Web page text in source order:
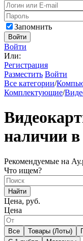
Запомнить
Войти
Войти
Или:
Регистрация
Разместить Войти
Все категории/
Комплектующие/
наличии
Рекомендуемые на
Что ищем?
Найти
Цена, руб.
Цена
Все Товары (Лоты)